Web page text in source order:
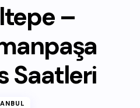
–
Saatleri